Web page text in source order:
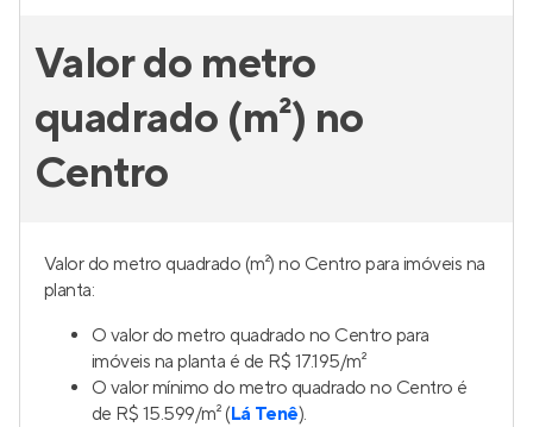
Valor do metro
quadrado (m²) no
Centro
Valor do metro quadrado (m²) no Centro para imóveis na
planta:
O valor do metro quadrado no Centro para
imóveis na planta é de R$ 17.195/m²
O valor mínimo do metro quadrado no Centro é
de R$ 15.599/m² (Lá Tenê).